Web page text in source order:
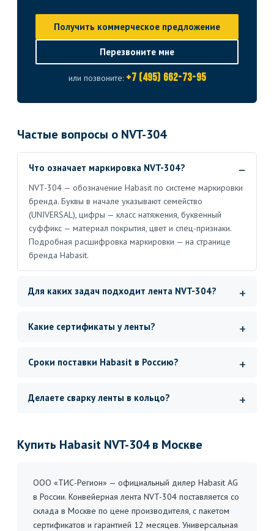
Получить коммерческое предложение
Перезвоните мне
или позвоните: +7 (495) 662-73-95
Частые вопросы о NVT-304
Что означает маркировка NVT-304?
NVT-304 — обозначение Habasit по системе маркировки
бренда. Буквы в начале указывают семейство
(UNIVERSAL), цифры — класс натяжения, буквенный
суффикс — материал покрытия, цвет и спец-признаки.
Подробная расшифровка маркировки — на странице
бренда Habasit.
Для каких задач подходит лента NVT-304?
Какие сертификаты у ленты?
Сроки поставки Habasit в Россию?
Делаете сварку ленты в кольцо?
Купить Habasit NVT-304 в Москве
ООО «ТИС-Регион» — официальный дилер Habasit AG
в России. Конвейерная лента NVT-304 поставляется со
склада в Москве по цене производителя, с пакетом
сертификатов и гарантией 12 месяцев. Универсальная